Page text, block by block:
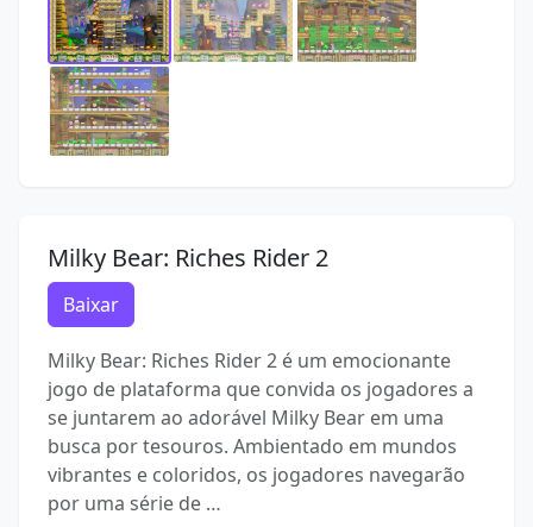
Milky Bear: Riches Rider 2
Baixar
Milky Bear: Riches Rider 2 é um emocionante
jogo de plataforma que convida os jogadores a
se juntarem ao adorável Milky Bear em uma
busca por tesouros. Ambientado em mundos
vibrantes e coloridos, os jogadores navegarão
por uma série de …